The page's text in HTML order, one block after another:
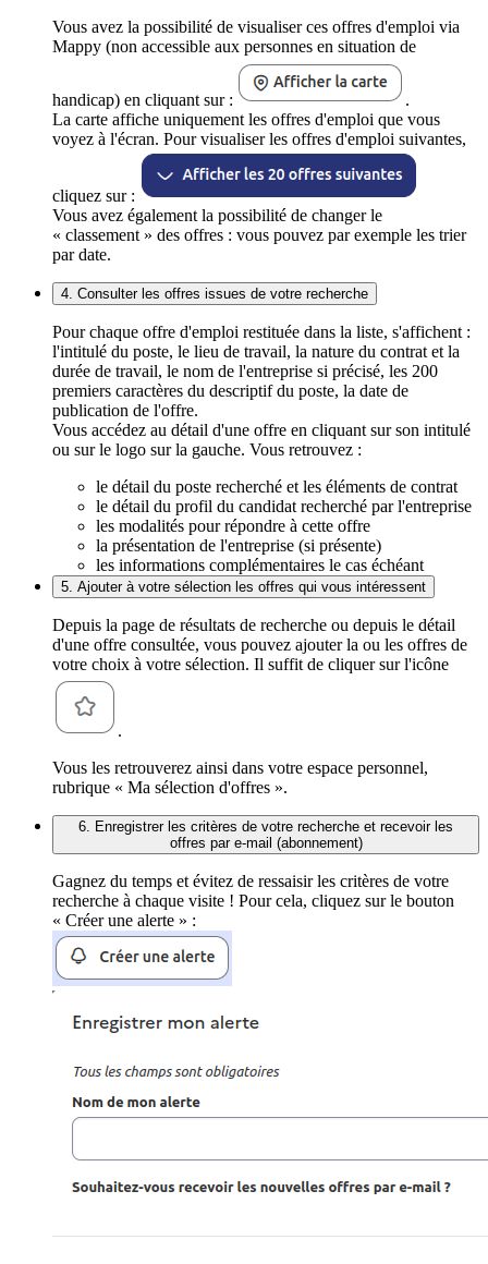
Vous avez la possibilité de visualiser ces offres d'emploi via
Mappy (non accessible aux personnes en situation de
handicap) en cliquant sur :
.
La carte affiche uniquement les offres d'emploi que vous
voyez à l'écran. Pour visualiser les offres d'emploi suivantes,
cliquez sur :
Vous avez également la possibilité de changer le
« classement » des offres : vous pouvez par exemple les trier
par date.
4. Consulter les offres issues de votre recherche
Pour chaque offre d'emploi restituée dans la liste, s'affichent :
l'intitulé du poste, le lieu de travail, la nature du contrat et la
durée de travail, le nom de l'entreprise si précisé, les 200
premiers caractères du descriptif du poste, la date de
publication de l'offre.
Vous accédez au détail d'une offre en cliquant sur son intitulé
ou sur le logo sur la gauche. Vous retrouvez :
le détail du poste recherché et les éléments de contrat
le détail du profil du candidat recherché par l'entreprise
les modalités pour répondre à cette offre
la présentation de l'entreprise (si présente)
les informations complémentaires le cas échéant
5. Ajouter à votre sélection les offres qui vous intéressent
Depuis la page de résultats de recherche ou depuis le détail
d'une offre consultée, vous pouvez ajouter la ou les offres de
votre choix à votre sélection. Il suffit de cliquer sur l'icône
.
Vous les retrouverez ainsi dans votre espace personnel,
rubrique « Ma sélection d'offres ».
6. Enregistrer les critères de votre recherche et recevoir les
offres par e-mail (abonnement)
Gagnez du temps et évitez de ressaisir les critères de votre
recherche à chaque visite ! Pour cela, cliquez sur le bouton
« Créer une alerte » :